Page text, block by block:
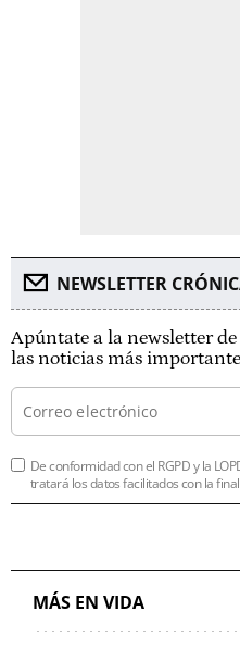
NEWSLETTER
Apúntate a la newsletter
las noticias más
De conformidad con el RGPD y la
tratará los datos facilitados con la
MÁS EN VIDA